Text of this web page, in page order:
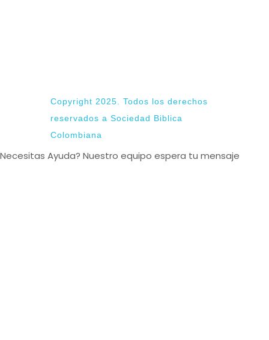
Copyright 2025. Todos los derechos
reservados a Sociedad Biblica
Colombiana
Necesitas Ayuda? Nuestro equipo espera tu mensaje